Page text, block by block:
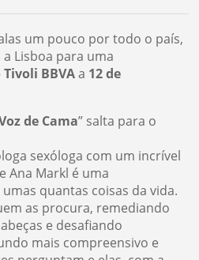
um pouco por todo o país,
a Lisboa para uma
BBVAa 12 de
de Cama” salta para o
sexóloga com um incrível
Ana Markl é uma
quantas coisas da vida.
as procura, remediando
e desafiando
mais compreensivo e